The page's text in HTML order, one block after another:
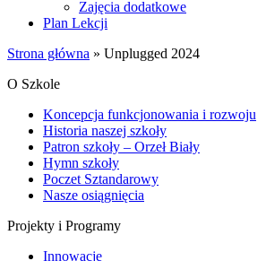
Zajęcia dodatkowe
Plan Lekcji
Strona główna » Unplugged 2024
O Szkole
Koncepcja funkcjonowania i rozwoju
Historia naszej szkoły
Patron szkoły – Orzeł Biały
Hymn szkoły
Poczet Sztandarowy
Nasze osiągnięcia
Projekty i Programy
Innowacje